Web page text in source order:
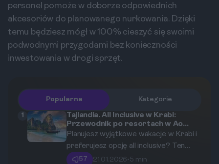
personel pomoże w doborze odpowiednich
akcesoriów do planowanego nurkowania. Dzięki
temu będziesz mógł w 100% cieszyć się swoimi
podwodnymi przygodami bez konieczności
inwestowania w drogi sprzęt.
Popularne Kategorie
1
Tajlandia. All Inclusive w Krabi:
Przewodnik po resortach w Ao
Nang i na Railay
Planujesz wyjątkowe wakacje w Krabi i
preferujesz opcję all inclusive? Ten
przewodnik pomoże Ci odkryć
57 21.01.2026•5 min